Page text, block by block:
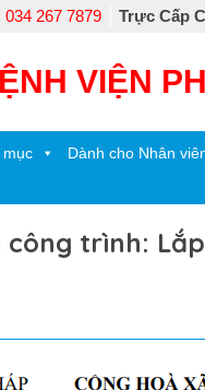
034 267 7879 Trực Cấp
VIỆN
mục Dành cho Nhân
trình: